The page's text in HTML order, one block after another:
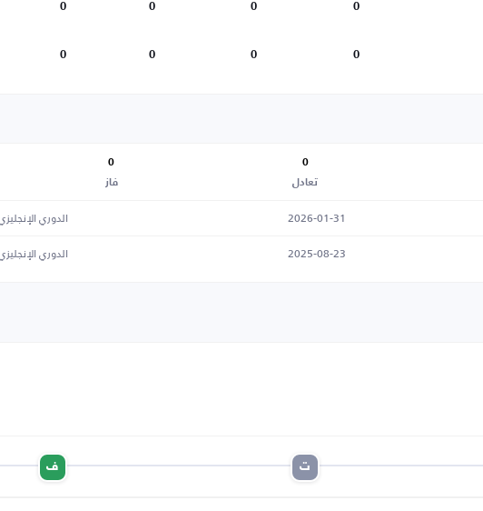
0
0
0
0
0
0
0
0
0
تعادل
0
فاز
2026-01-31
الدوري
2025-08-23 الدوري
ت ف